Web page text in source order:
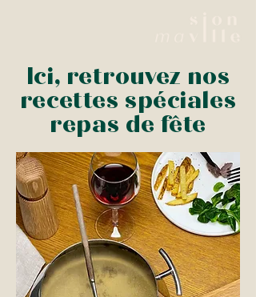
Ici, retrouvez nos
recettes spéciales
repas de fête